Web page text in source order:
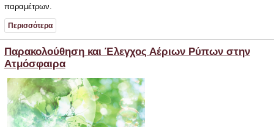
παραμέτρων.
Περισσότερα
Παρακολούθηση και Έλεγχος Αέριων Ρύπων στην
Ατμόσφαιρα